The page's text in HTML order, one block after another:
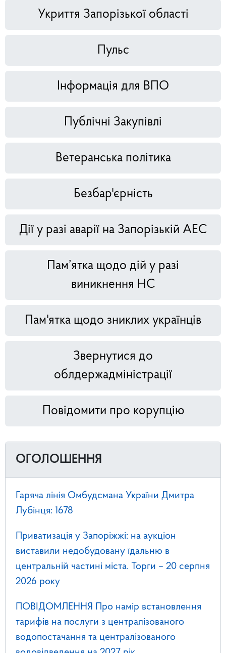
Укриття Запорізької області
Пульс
Інформація для ВПО
Публічні Закупівлі
Ветеранська політика
Безбар'єрність
Дії у разі аварії на Запорізькій АЕС
Пам’ятка щодо дій у разі
виникнення НС
Пам'ятка щодо зниклих українців
Звернутися до
облдержадміністрації
Повідомити про корупцію
ОГОЛОШЕННЯ
Гаряча лінія Омбудсмана України Дмитра
Лубінця: 1678
Приватизація у Запоріжжі: на аукціон
виставили недобудовану їдальню в
центральній частині міста. Торги – 20 серпня
2026 року
ПОВІДОМЛЕННЯ Про намір встановлення
тарифів на послуги з централізованого
водопостачання та централізованого